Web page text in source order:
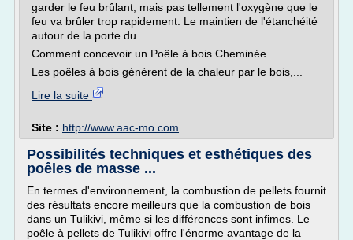
garder le feu brûlant, mais pas tellement l'oxygène que le
feu va brûler trop rapidement. Le maintien de l'étanchéité
autour de la porte du
Comment concevoir un Poêle à bois Cheminée
Les poêles à bois génèrent de la chaleur par le bois,...
Lire la suite
Site : http://www.aac-mo.com
Possibilités techniques et esthétiques des
poêles de masse ...
En termes d'environnement, la combustion de pellets fournit
des résultats encore meilleurs que la combustion de bois
dans un Tulikivi, même si les différences sont infimes. Le
poêle à pellets de Tulikivi offre l'énorme avantage de la